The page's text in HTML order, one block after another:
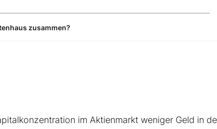
zusammen?
im Aktienmarkt weniger Geld in